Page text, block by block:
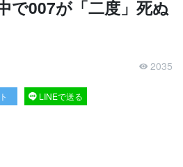
で007が「二度」死ぬ
2035
LINEで送る